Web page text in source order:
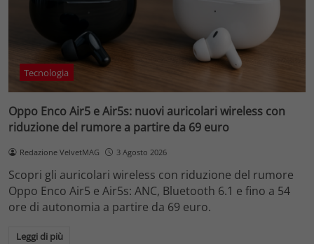
Tecnologia
Oppo Enco Air5 e Air5s: nuovi auricolari wireless con
riduzione del rumore a partire da 69 euro
Redazione VelvetMAG 3 Agosto 2026
Scopri gli auricolari wireless con riduzione del rumore
Oppo Enco Air5 e Air5s: ANC, Bluetooth 6.1 e fino a 54
ore di autonomia a partire da 69 euro.
Leggi di più